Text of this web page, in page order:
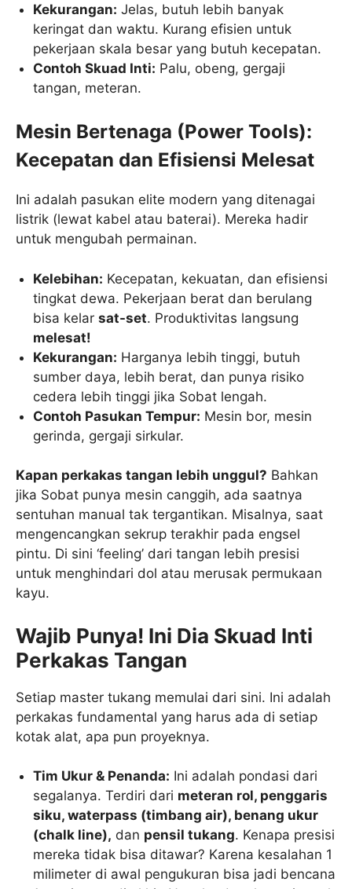
Kekurangan: Jelas, butuh lebih banyak
keringat dan waktu. Kurang efisien untuk
pekerjaan skala besar yang butuh kecepatan.
Contoh Skuad Inti: Palu, obeng, gergaji
tangan, meteran.
Mesin Bertenaga (Power Tools):
Kecepatan dan Efisiensi Melesat
Ini adalah pasukan elite modern yang ditenagai
listrik (lewat kabel atau baterai). Mereka hadir
untuk mengubah permainan.
Kelebihan: Kecepatan, kekuatan, dan efisiensi
tingkat dewa. Pekerjaan berat dan berulang
bisa kelarsat-set. Produktivitas langsung
melesat!
Kekurangan: Harganya lebih tinggi, butuh
sumber daya, lebih berat, dan punya risiko
cedera lebih tinggi jika Sobat lengah.
Contoh Pasukan Tempur: Mesin bor, mesin
gerinda, gergaji sirkular.
Kapan perkakas tangan lebih unggul? Bahkan
jika Sobat punya mesin canggih, ada saatnya
sentuhan manual tak tergantikan. Misalnya, saat
mengencangkan sekrup terakhir pada engsel
pintu. Di sini ‘feeling’ dari tangan lebih presisi
untuk menghindari dol atau merusak permukaan
kayu.
Wajib Punya! Ini Dia Skuad Inti
Perkakas Tangan
Setiap master tukang memulai dari sini. Ini adalah
perkakas fundamental yang harus ada di setiap
kotak alat, apa pun proyeknya.
Tim Ukur & Penanda: Ini adalah pondasi dari
segalanya. Terdiri dari meteran rol, penggaris
siku, waterpass (timbang air), benang ukur
(chalk line), dan pensil tukang. Kenapa presisi
mereka tidak bisa ditawar? Karena kesalahan 1
milimeter di awal pengukuran bisa jadi bencana